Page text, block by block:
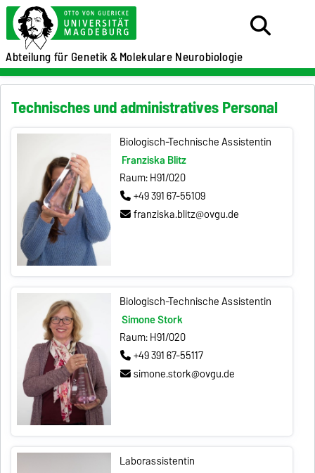
Abteilung für Genetik &Molekulare Neurobiologie
Technisches und administratives Personal
Biologisch-Technische Assistentin
Franziska Blitz
Raum: H91/020
+49 391 67-55109
franziska.blitz@ovgu.de
Biologisch-Technische Assistentin
Simone Stork
Raum: H91/020
+49 391 67-55117
simone.stork@ovgu.de
Laborassistentin